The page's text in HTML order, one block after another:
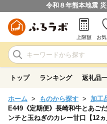
令和８年熊本地震
上限額 お
トップ ランキング 返礼品
ホーム ものから探す 加工
E449《定期便》長崎和牛とあご
ンチと玉ねぎのカレー甘口【12ヵ